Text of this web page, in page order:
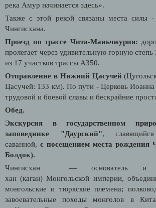
река Амур начинается здесь».
Также с этой рекой связаны места силы
Чингисхана.
Проезд по трассе Чита-Маньчжурия:
пролегает через удивительную горную степь
из 17 участков трассы А350.
Отправление в Нижний Цасучей
Цасучей: 133 км). По пути - Церковь
трудовой и боевой славы и бескрайние
Обед.
Экскурсия в государственном
заповеднике "Даурский",
саванной, с посещением места рождения
Болдок).
Чингисхан — основатель и
хан (каган) Монгольской империи,
монгольские и тюркские племена;
завоевательные походы монголов в